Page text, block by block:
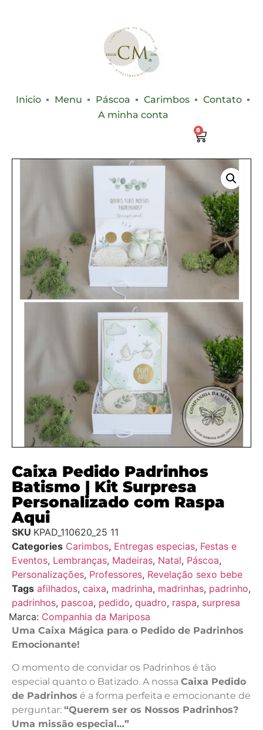
Inicio Menu Páscoa Carimbos
Contato
A minha conta
0
Caixa Pedido Padrinhos
Batismo | Kit Surpresa
Personalizado com Raspa
Aqui
SKU KPAD_110620_25 11
Categories Carimbos, Entregas especias, Festas e
Eventos, Lembranças, Madeiras, Natal, Páscoa,
Personalizações, Professores, Revelação sexo bebe
Tags afilhados, caixa, madrinha, madrinhas, padrinho,
padrinhos, pascoa, pedido, quadro, raspa, surpresa
Marca: Companhia da Mariposa
Uma Caixa Mágica para o Pedido de Padrinhos
Emocionante!
O momento de convidar os Padrinhos é tão
especial quanto o Batizado. A nossa Caixa Pedido
de Padrinhos é a forma perfeita e emocionante de
perguntar: “Querem ser os Nossos Padrinhos?
Uma missão especial…”